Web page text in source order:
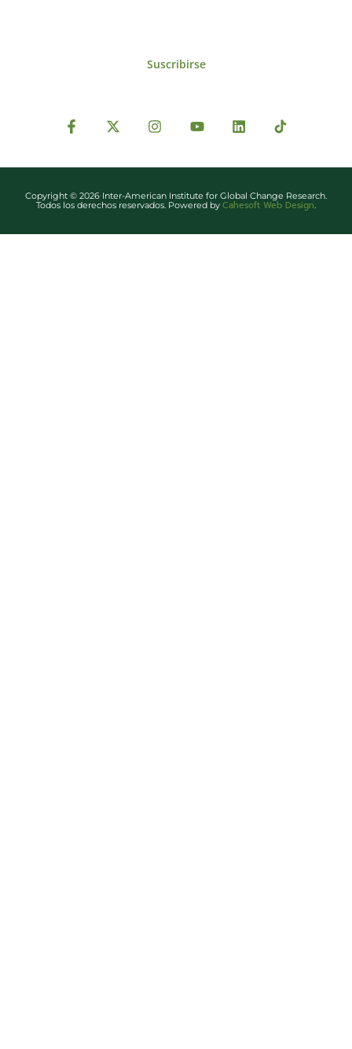
Suscribirse
Copyright © 2026 Inter-American Institute for Global Change Research.
Todos los derechos reservados. Powered by Cahesoft Web Design.